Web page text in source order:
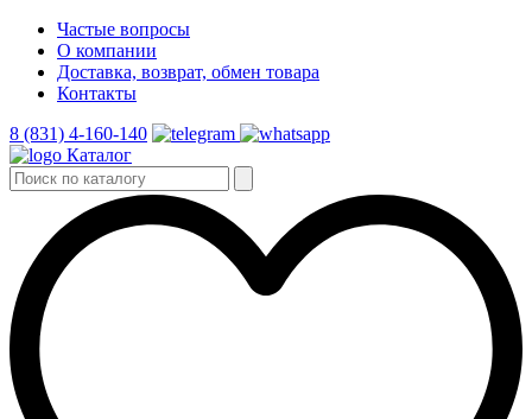
Частые вопросы
О компании
Доставка, возврат, обмен товара
Контакты
8 (831) 4-160-140
Каталог